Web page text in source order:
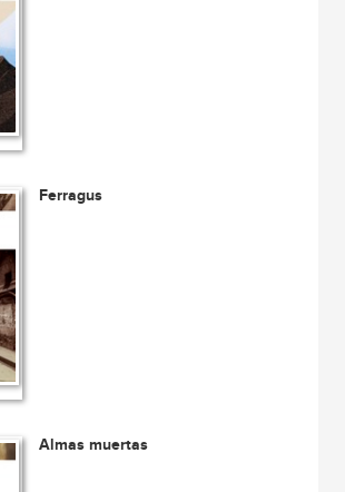
Ferragus
Almas muertas